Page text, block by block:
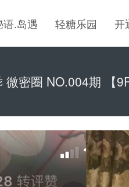
语.岛遇 轻糖乐园 开
密圈 NO.004期 【